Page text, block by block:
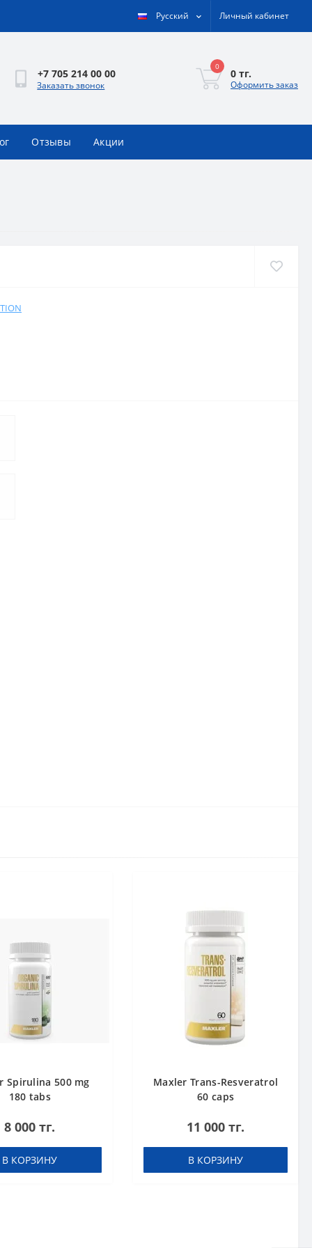
Русский Личный кабинет
+7 705 214 00 00
Заказать звонок
0
0 тг.
Оформить заказ
Отзывы Акции
Spirulina 500 mg
180 tabs
8 000 тг.
В КОРЗИНУ
Maxler Trans-Resveratrol
60 caps
11 000 тг.
В КОРЗИНУ